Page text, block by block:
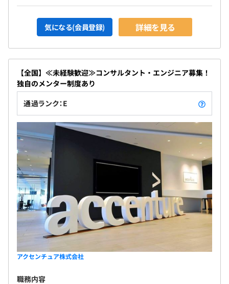
気になる(会員登録) 詳細を見る
【全国】≪未経験歓迎≫コンサルタント・エンジニア募集！
独自のメンター制度あり
通過ランク：E
アクセンチュア株式会社
職務内容